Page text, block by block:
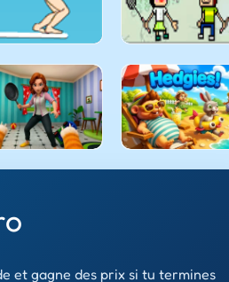
et gagne des prix si tu termines